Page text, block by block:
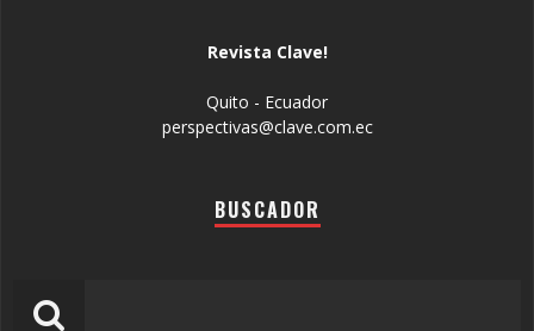
Revista Clave!
Quito - Ecuador
perspectivas@clave.com.ec
BUSCADOR